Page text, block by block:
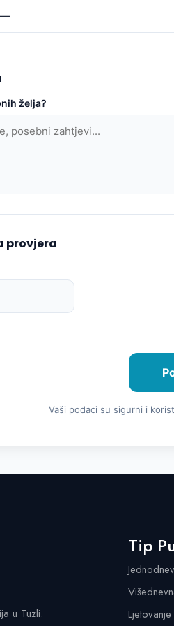
želja?
provjera
Vaši podaci su sigurni i
u Tuzli.
Tip
Ljetovanje